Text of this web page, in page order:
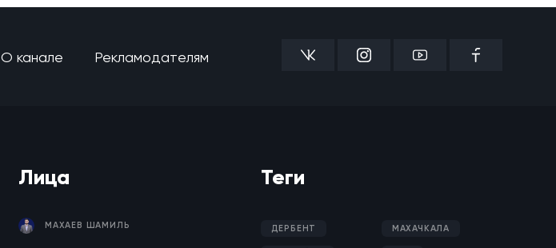
О канале Рекламодателям
Лица
МАХАЕВ ШАМИЛЬ
Теги
ДЕРБЕНТ МАХАЧКАЛА